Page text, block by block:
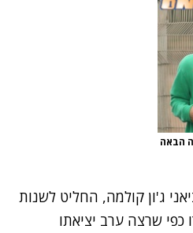
הבאה
ג'ון קולמה, החליט לשנות
כפי שרצה ערב יציאתו